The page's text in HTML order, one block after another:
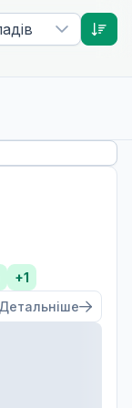
+1
Детальніше